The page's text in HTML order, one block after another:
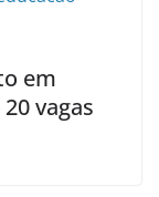
em
vagas